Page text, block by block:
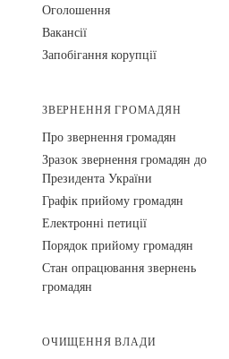
Оголошення
Вакансії
Запобігання корупції
ЗВЕРНЕННЯ ГРОМАДЯН
Про звернення громадян
Зразок звернення громадян до
Президента України
Графік прийому громадян
Електронні петиції
Порядок прийому громадян
Стан опрацювання звернень
громадян
ОЧИЩЕННЯ ВЛАДИ